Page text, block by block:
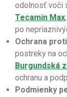
odolnosť voči
Tecamin Max
po
Ochrana
postreky na
Burgundská
ochranu a
Podmienky